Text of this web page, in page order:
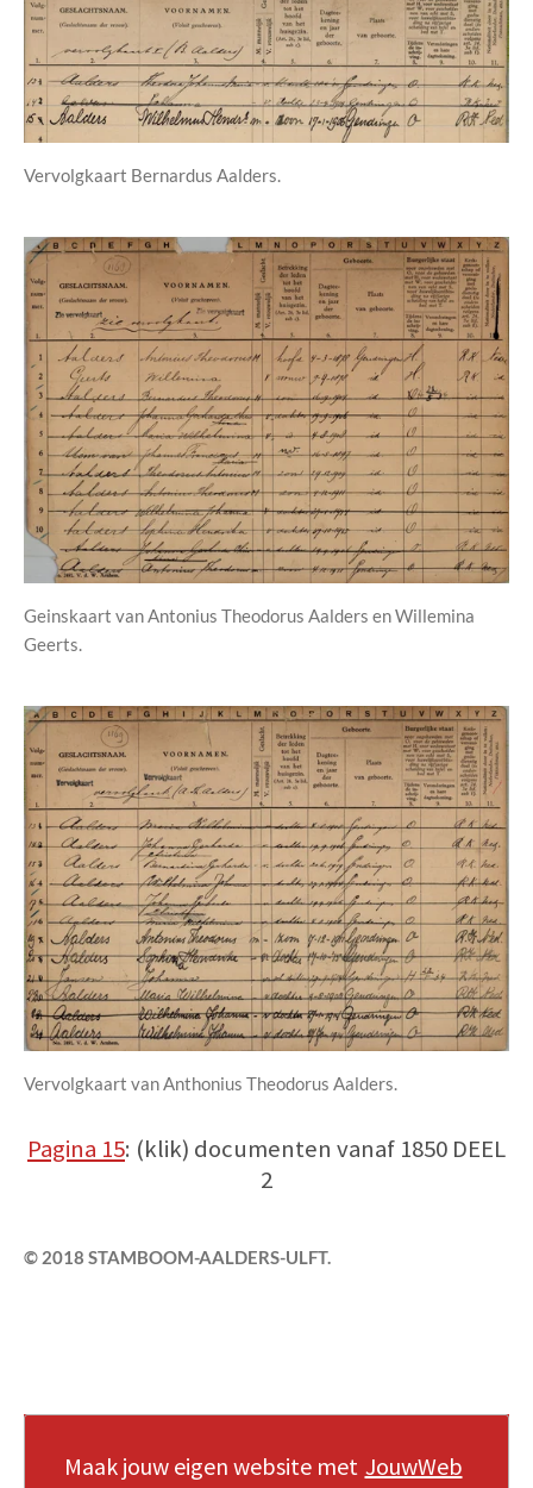
Vervolgkaart Bernardus Aalders.
Geinskaart van Antonius Theodorus Aalders en Willemina
Geerts.
Vervolgkaart van Anthonius Theodorus Aalders.
Pagina 15: (klik) documenten vanaf 1850 DEEL
2
© 2018 STAMBOOM-AALDERS-ULFT.
Maak jouw eigen website met JouwWeb